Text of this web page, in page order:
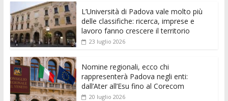
k p er
L’Università di Padova vale molto più
delle classifiche: ricerca, imprese e
lavoro fanno crescere il territorio
23 luglio 2026
Nomine regionali, ecco chi
rappresenterà Padova negli enti:
dall’Ater all’Esu fino al Corecom
20 luglio 2026